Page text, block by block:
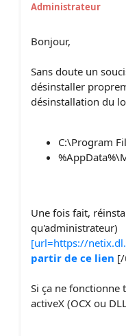
Administrateur
Bonjour,
Sans doute un
désinstaller
désinstallation du
C:\Program
Une fois fait,
qu'administrateur)
[url=https://
partir de ce lien
Si ça ne fonctionne
activeX (OCX ou